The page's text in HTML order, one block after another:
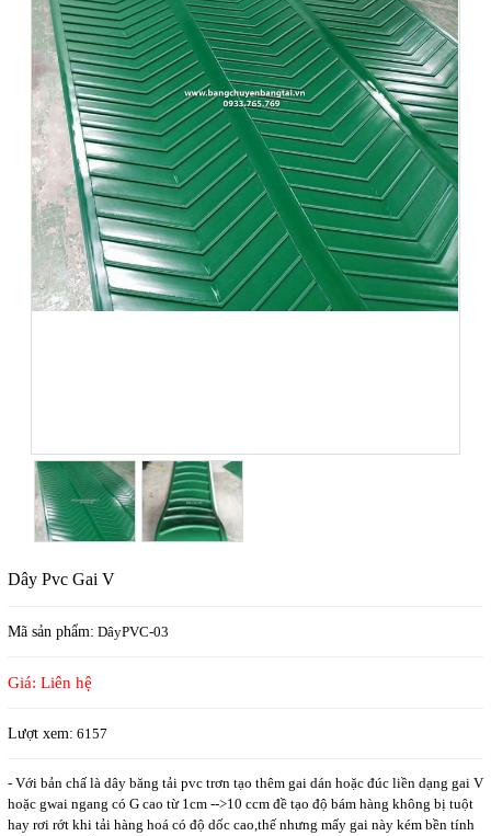
Dây Pvc Gai V
Mã sản phẩm: DâyPVC-03
Giá: Liên hệ
Lượt xem: 6157
- Với bản chấ là dây băng tải pvc trơn tạo thêm gai dán hoặc đúc liền dạng gai V
hoặc gwai ngang có G cao từ 1cm -->10 ccm đề tạo độ bám hàng không bị tuột
hay rơi rớt khi tải hàng hoá có độ dốc cao,thế nhưng mấy gai này kém bền tính